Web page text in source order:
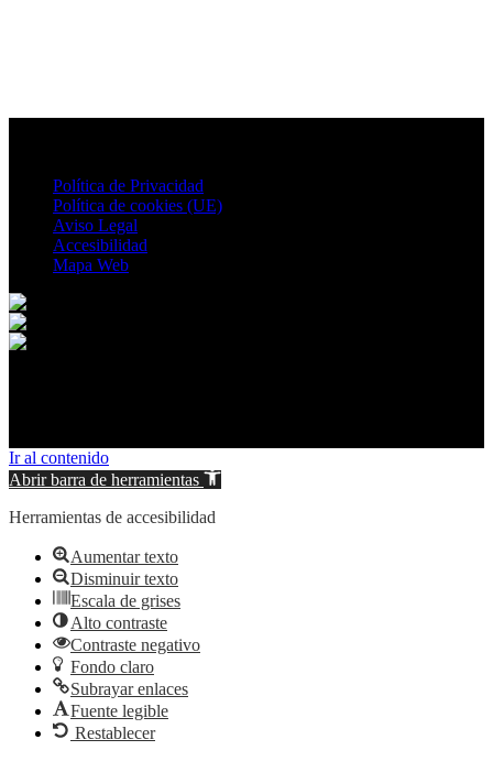
Política de Privacidad
Política de cookies (UE)
Aviso Legal
Accesibilidad
Mapa Web
Ir al contenido
Abrir barra de herramientas
Herramientas de accesibilidad
Aumentar texto
Disminuir texto
Escala de grises
Alto contraste
Contraste negativo
Fondo claro
Subrayar enlaces
Fuente legible
Restablecer